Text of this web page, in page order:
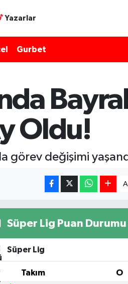
Yazarlar
Gurbet
Oldu!
görev değişimi
A
Süper Lig Puan Durumu
Süper Lig
Takım O